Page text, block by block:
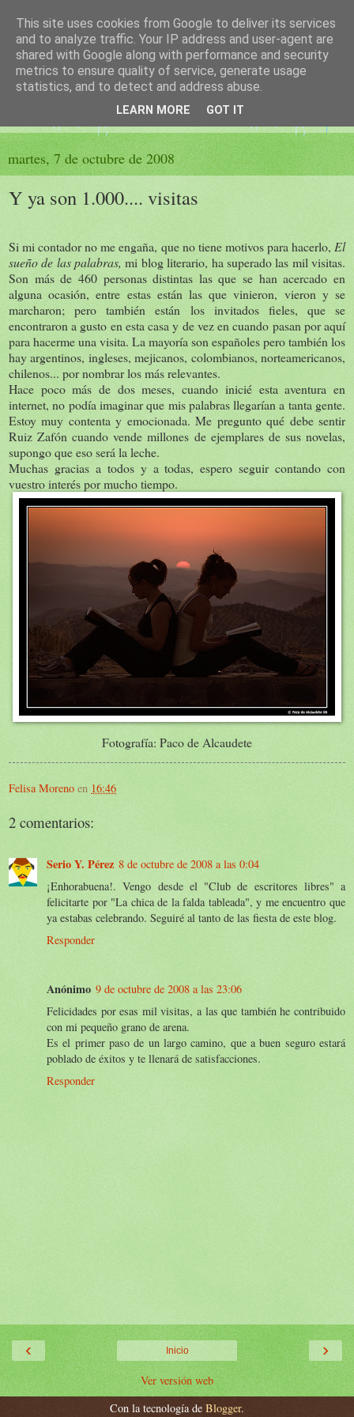
El sueño de las palabras
PÁGINA LITERARIA DE FELISA MORENO
martes, 7 de octubre de 2008
Y ya son 1.000.... visitas
Si mi contador no me engaña, que no tiene motivos para hacerlo, El
sueño de las palabras, mi blog literario, ha superado las mil visitas.
Son más de 460 personas distintas las que se han acercado en
alguna ocasión, entre estas están las que vinieron, vieron y se
marcharon; pero también están los invitados fieles, que se
encontraron a gusto en esta casa y de vez en cuando pasan por aquí
para hacerme una visita. La mayoría son españoles pero también los
hay argentinos, ingleses, mejicanos, colombianos, norteamericanos,
chilenos... por nombrar los más relevantes.
Hace poco más de dos meses, cuando inicié esta aventura en
internet, no podía imaginar que mis palabras llegarían a tanta gente.
Estoy muy contenta y emocionada. Me pregunto qué debe sentir
Ruiz Zafón cuando vende millones de ejemplares de sus novelas,
supongo que eso será la leche.
Muchas gracias a todos y a todas, espero seguir contando con
vuestro interés por mucho tiempo.
Fotografía: Paco de Alcaudete
Felisa Moreno en 16:46
2 comentarios:
Serio Y. Pérez 8 de octubre de 2008 a las 0:04
¡Enhorabuena!. Vengo desde el "Club de escritores libres" a
felicitarte por "La chica de la falda tableada", y me encuentro que
ya estabas celebrando. Seguiré al tanto de las fiesta de este blog.
Responder
Anónimo 9 de octubre de 2008 a las 23:06
Felicidades por esas mil visitas, a las que también he contribuido
con mi pequeño grano de arena.
Es el primer paso de un largo camino, que a buen seguro estará
poblado de éxitos y te llenará de satisfacciones.
Responder
‹ ›
Inicio
Ver versión web
Con la tecnología de Blogger.
This site uses cookies from Google to deliver its services
and to analyze traffic. Your IP address and user-agent are
shared with Google along with performance and security
metrics to ensure quality of service, generate usage
statistics, and to detect and address abuse.
LEARN MORE GOT IT